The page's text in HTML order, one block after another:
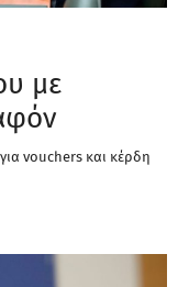
με
για vouchers και κέρδη